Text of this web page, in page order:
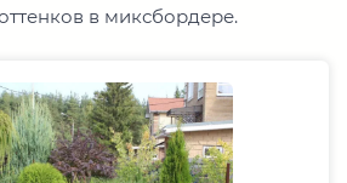
в миксбордере.